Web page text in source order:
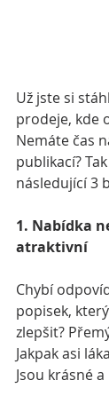
Už jste si
prodeje, kde
Nemáte čas
publikací?
následující 3
1. Nabídka
atraktivní
Chybí
popisek,
zlepšit?
Jakpak asi
Jsou krásné